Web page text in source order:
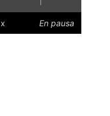
Lent
En pausa